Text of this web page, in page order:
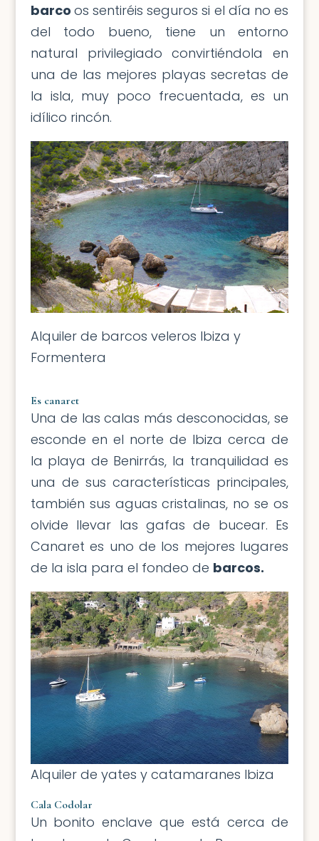
barco os sentiréis seguros si el día no es
del todo bueno, tiene un entorno
natural privilegiado convirtiéndola en
una de las mejores playas secretas de
la isla, muy poco frecuentada, es un
idílico rincón.
Alquiler de barcos veleros Ibiza y
Formentera
Es canaret
Una de las calas más desconocidas, se
esconde en el norte de Ibiza cerca de
la playa de Benirrás, la tranquilidad es
una de sus características principales,
también sus aguas cristalinas, no se os
olvide llevar las gafas de bucear. Es
Canaret es uno de los mejores lugares
de la isla para el fondeo de barcos.
Alquiler de yates y catamaranes Ibiza
Cala Codolar
Un bonito enclave que está cerca de